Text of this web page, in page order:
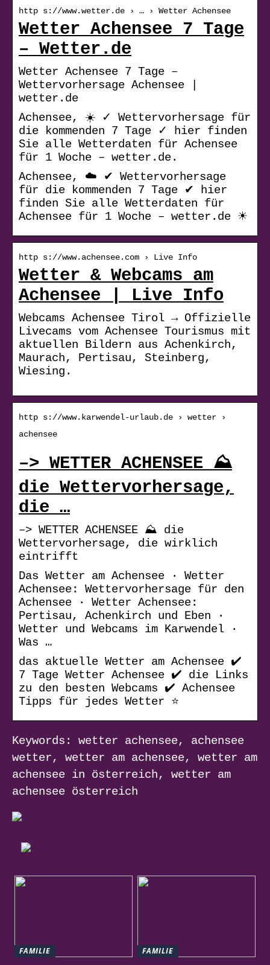
http s://www.wetter.de › … › Wetter Achensee
Wetter Achensee 7 Tage
– Wetter.de
Wetter Achensee 7 Tage –
Wettervorhersage Achensee |
wetter.de
Achensee, ☀️ ✓ Wettervorhersage für
die kommenden 7 Tage ✓ hier finden
Sie alle Wetterdaten für Achensee
für 1 Woche – wetter.de.
Achensee, ☁️ ✔ Wettervorhersage
für die kommenden 7 Tage ✔ hier
finden Sie alle Wetterdaten für
Achensee für 1 Woche – wetter.de ☀
http s://www.achensee.com › Live Info
Wetter & Webcams am
Achensee | Live Info
Webcams Achensee Tirol → Offizielle
Livecams vom Achensee Tourismus mit
aktuellen Bildern aus Achenkirch,
Maurach, Pertisau, Steinberg,
Wiesing.
http s://www.karwendel-urlaub.de › wetter ›
achensee
–> WETTER ACHENSEE ⛰️
die Wettervorhersage,
die …
–> WETTER ACHENSEE ⛰️ die
Wettervorhersage, die wirklich
eintrifft
Das Wetter am Achensee · Wetter
Achensee: Wettervorhersage für den
Achensee · Wetter Achensee:
Pertisau, Achenkirch und Eben ·
Wetter und Webcams im Karwendel ·
Was …
das aktuelle Wetter am Achensee ✔️
7 Tage Wetter Achensee ✔️ die Links
zu den besten Webcams ✔️ Achensee
Tipps für jedes Wetter ⭐
Keywords: wetter achensee, achensee
wetter, wetter am achensee, wetter am
achensee in österreich, wetter am
achensee österreich
FAMILIE FAMILIE